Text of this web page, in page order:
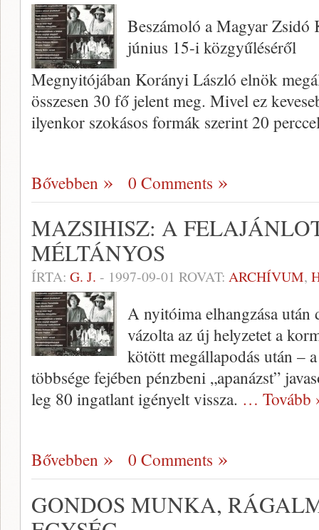
Beszámoló a Magyar
június 15-i közgyűléséről
Megnyitójában Korányi László elnök
összesen 30 fő jelent meg. Mivel ez
ilyenkor szo­kásos formák szerint 20
Bővebben 0 Comments
MAZSIHISZ: A
MÉLTÁNYOS
ÍRTA: G. J. - 1997-09-01 ROVAT: ARCHÍVUM,
A nyitóima elhangzása után
vázolta az új helyzetet a
kötött megállapodás után –
többsége fejében pénzbeni „apa­názst”
leg 80 ingatlant igényelt vissza. … Tovább
Bővebben 0 Comments
GONDOS MUNKA,